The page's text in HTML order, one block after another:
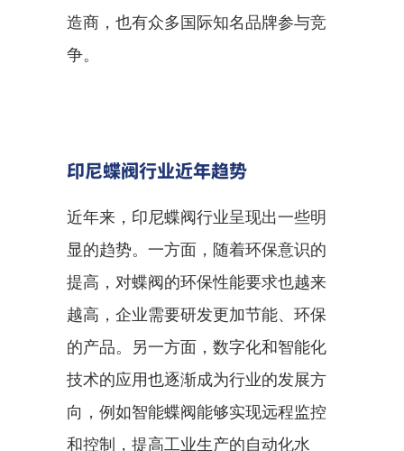
造商，也有众多国际知名品牌参与竞
争。
印尼蝶阀行业近年趋势
近年来，印尼蝶阀行业呈现出一些明
显的趋势。一方面，随着环保意识的
提高，对蝶阀的环保性能要求也越来
越高，企业需要研发更加节能、环保
的产品。另一方面，数字化和智能化
技术的应用也逐渐成为行业的发展方
向，例如智能蝶阀能够实现远程监控
和控制，提高工业生产的自动化水